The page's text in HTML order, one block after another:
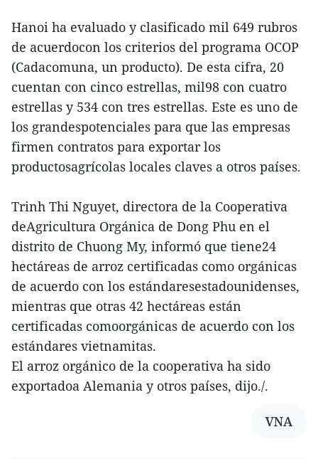
Hanoi ha evaluado y clasificado mil 649 rubros
de acuerdocon los criterios del programa OCOP
(Cadacomuna, un producto). De esta cifra, 20
cuentan con cinco estrellas, mil98 con cuatro
estrellas y 534 con tres estrellas. Este es uno de
los grandespotenciales para que las empresas
firmen contratos para exportar los
productosagrícolas locales claves a otros países.
Trinh Thi Nguyet, directora de la Cooperativa
deAgricultura Orgánica de Dong Phu en el
distrito de Chuong My, informó que tiene24
hectáreas de arroz certificadas como orgánicas
de acuerdo con los estándaresestadounidenses,
mientras que otras 42 hectáreas están
certificadas comoorgánicas de acuerdo con los
estándares vietnamitas.
El arroz orgánico de la cooperativa ha sido
exportadoa Alemania y otros países, dijo./.
VNA